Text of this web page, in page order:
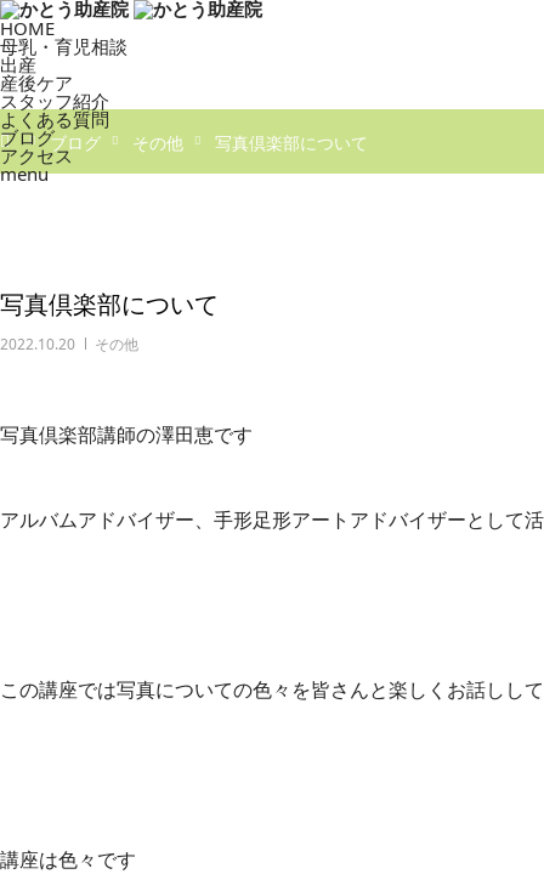
HOME
母乳・育児相談
出産
産後ケア
スタッフ紹介
よくある質問
ブログ
アクセス
menu
ブログ その他 写真倶楽部について
写真倶楽部について
2022.10.20 その他
写真倶楽部講師の澤田恵です
アルバムアドバイザー、手形足形アートアドバイザーとして
この講座では写真についての色々を皆さんと楽しくお話しし
講座は色々です